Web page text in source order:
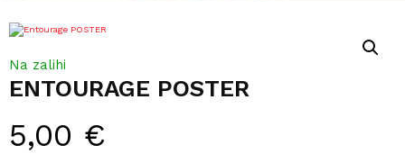
ENTOURAGE POSTER
5,00 €
Na zalihi